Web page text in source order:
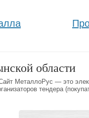
области
МеталлоРус — это
тендера